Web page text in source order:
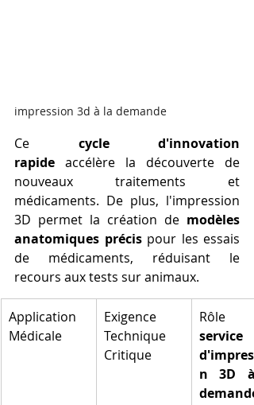
impression 3d à la demande
Ce cycle d'innovation
rapide accélère la découverte de
nouveaux traitements et
médicaments. De plus, l'impression
3D permet la création de modèles
anatomiques précis pour les essais
de médicaments, réduisant le
recours aux tests sur animaux.
Application
Médicale
Exigence
Technique
Critique
service
n 3D
demande